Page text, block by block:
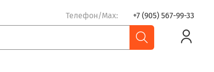
Телефон/Max: +7 (905) 567-99-33